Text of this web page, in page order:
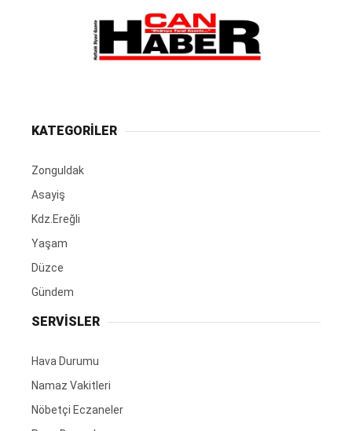
KATEGORİLER
Zonguldak
Asayiş
Kdz.Ereğli
Yaşam
Düzce
Gündem
SERVİSLER
Hava Durumu
Namaz Vakitleri
Nöbetçi Eczaneler